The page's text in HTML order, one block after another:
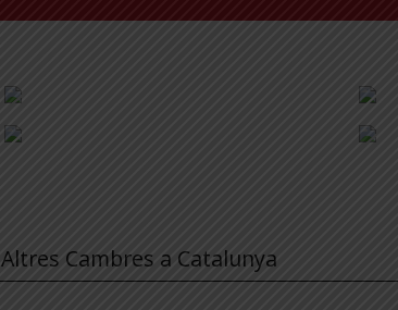
Altres Cambres a Catalunya